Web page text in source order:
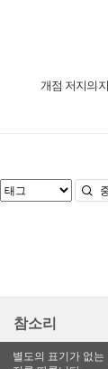
개점 저지의
참소리
별도의 표기가 없